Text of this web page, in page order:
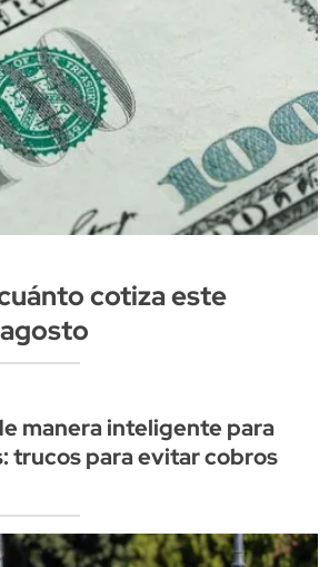
cotiza este
manera inteligente para
trucos para evitar cobros